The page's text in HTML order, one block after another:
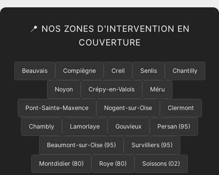
📍 NOS ZONES D'INTERVENTION EN
COUVERTURE
Beauvais Compiègne Creil Senlis Chantilly
Noyon Crépy-en-Valois Méru
Pont-Sainte-Maxence Nogent-sur-Oise Clermont
Chambly Lamorlaye Gouvieux Persan (95)
Beaumont-sur-Oise (95) Survilliers (95)
Montdidier (80) Roye (80) Soissons (02)